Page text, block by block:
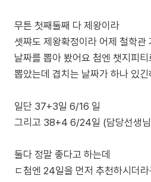
무튼 첫째둘째 다 제왕이라
셋쨔도 제왕확정이라 어제 철학관
날짜를 뽑아 봤어요 첨엔 챗지피티
뽑았는데 겹치는 날짜가 하나 있긴
일단 37+3일 6/16 일
그리고 38+4 6/24일 (담당선생
둘다 정말 좋다고 하는데
ㄷ첨엔 24일을 먼저 추천하시더라